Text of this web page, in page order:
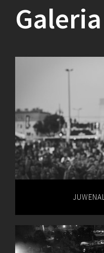
Galeria